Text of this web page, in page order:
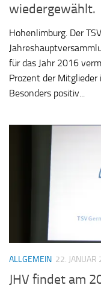
wiedergewählt.
Hohenlimburg. Der
für das Jahr 2016
Prozent der
Besonders positiv...
ALLGEMEIN 22. JANUAR
JHV findet am